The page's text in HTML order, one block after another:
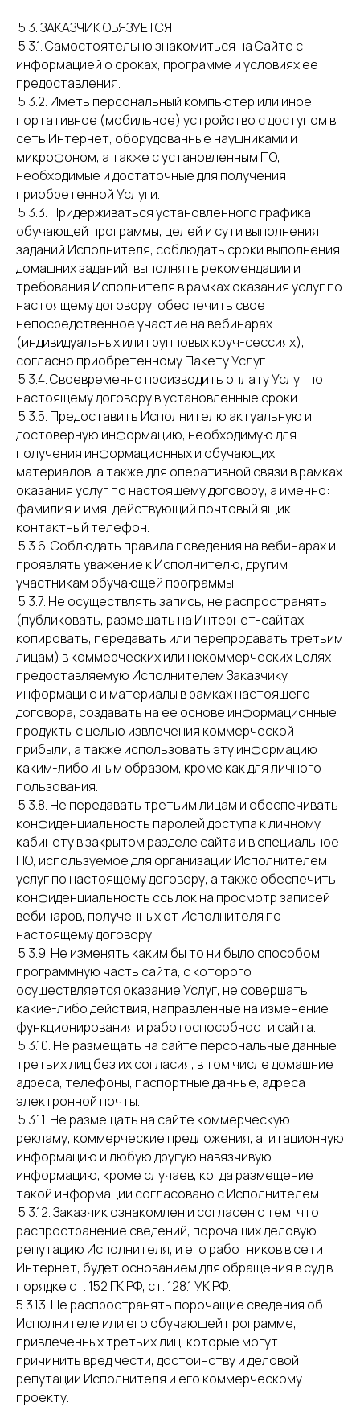
5.3. ЗАКАЗЧИК ОБЯЗУЕТСЯ:
5.3.1. Самостоятельно знакомиться на Сайте с
информацией о сроках, программе и условиях ее
предоставления.
5.3.2. Иметь персональный компьютер или иное
портативное (мобильное) устройство с доступом в
сеть Интернет, оборудованные наушниками и
микрофоном, а также с установленным ПО,
необходимые и достаточные для получения
приобретенной Услуги.
5.3.3. Придерживаться установленного графика
обучающей программы, целей и сути выполнения
заданий Исполнителя, соблюдать сроки выполнения
домашних заданий, выполнять рекомендации и
требования Исполнителя в рамках оказания услуг по
настоящему договору, обеспечить свое
непосредственное участие на вебинарах
(индивидуальных или групповых коуч-сессиях),
согласно приобретенному Пакету Услуг.
5.3.4. Своевременно производить оплату Услуг по
настоящему договору в установленные сроки.
5.3.5. Предоставить Исполнителю актуальную и
достоверную информацию, необходимую для
получения информационных и обучающих
материалов, а также для оперативной связи в рамках
оказания услуг по настоящему договору, а именно:
фамилия и имя, действующий почтовый ящик,
контактный телефон.
5.3.6. Соблюдать правила поведения на вебинарах и
проявлять уважение к Исполнителю, другим
участникам обучающей программы.
5.3.7. Не осуществлять запись, не распространять
(публиковать, размещать на Интернет-сайтах,
копировать, передавать или перепродавать третьим
лицам) в коммерческих или некоммерческих целях
предоставляемую Исполнителем Заказчику
информацию и материалы в рамках настоящего
договора, создавать на ее основе информационные
продукты с целью извлечения коммерческой
прибыли, а также использовать эту информацию
каким-либо иным образом, кроме как для личного
пользования.
5.3.8. Не передавать третьим лицам и обеспечивать
конфиденциальность паролей доступа к личному
кабинету в закрытом разделе сайта и в специальное
ПО, используемое для организации Исполнителем
услуг по настоящему договору, а также обеспечить
конфиденциальность ссылок на просмотр записей
вебинаров, полученных от Исполнителя по
настоящему договору.
5.3.9. Не изменять каким бы то ни было способом
программную часть сайта, с которого
осуществляется оказание Услуг, не совершать
какие-либо действия, направленные на изменение
функционирования и работоспособности сайта.
5.3.10. Не размещать на сайте персональные данные
третьих лиц без их согласия, в том числе домашние
адреса, телефоны, паспортные данные, адреса
электронной почты.
5.3.11. Не размещать на сайте коммерческую
рекламу, коммерческие предложения, агитационную
информацию и любую другую навязчивую
информацию, кроме случаев, когда размещение
такой информации согласовано с Исполнителем.
5.3.12. Заказчик ознакомлен и согласен с тем, что
распространение сведений, порочащих деловую
репутацию Исполнителя, и его работников в сети
Интернет, будет основанием для обращения в суд в
порядке ст. 152 ГК РФ, ст. 128.1 УК РФ.
5.3.13. Не распространять порочащие сведения об
Исполнителе или его обучающей программе,
привлеченных третьих лиц, которые могут
причинить вред чести, достоинству и деловой
репутации Исполнителя и его коммерческому
проекту.